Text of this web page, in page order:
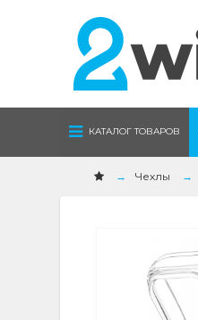
КАТАЛОГ ТОВАРОВ
Чехлы